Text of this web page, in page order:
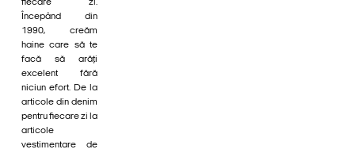
fiecare zi.
Începând din
1990, creăm
haine care să te
facă să arăți
excelent fără
niciun efort. De la
articole din denim
pentru fiecare zi la
articole
vestimentare de